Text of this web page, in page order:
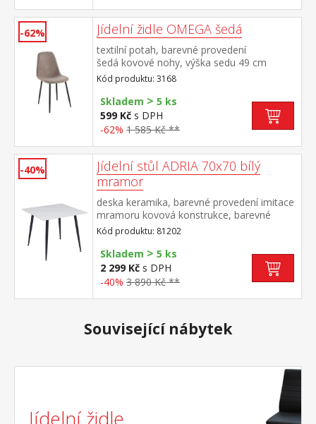
-62% Jídelní židle OMEGA šedá
textilní potah, barevné provedení
šedá kovové nohy, výška sedu 49 cm
Kód produktu: 3168
Skladem > 5 ks
599 Kč s DPH
-62% 1 585 Kč **
-40%
Jídelní stůl ADRIA 70x70 bílý
mramor
deska keramika, barevné provedení imitace
mramoru kovová konstrukce, barevné
provedení černá
Kód produktu: 81202
Skladem > 5 ks
2 299 Kč s DPH
-40% 3 890 Kč **
Související nábytek
Jídelní židle